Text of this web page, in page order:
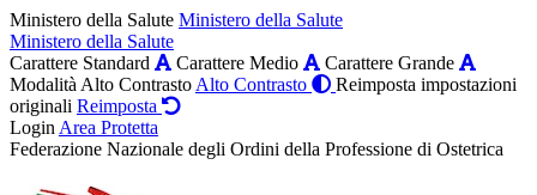
Ministero della Salute Ministero della Salute
Ministero della Salute
Carattere Standard
Carattere Medio
Carattere Grande
Modalità Alto Contrasto Alto Contrasto
Reimposta impostazioni
originali Reimposta
Login Area Protetta
Federazione Nazionale degli Ordini della Professione di Ostetrica